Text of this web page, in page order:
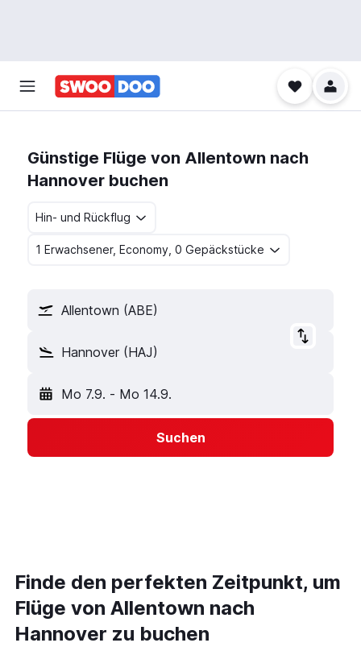
Günstige Flüge von Allentown nach
Hannover buchen
Hin- und Rückflug
1 Erwachsener, Economy, 0 Gepäckstücke
Allentown (ABE)
Hannover (HAJ)
Mo 7.9. - Mo 14.9.
Suchen
Finde den perfekten Zeitpunkt, um
Flüge von Allentown nach
Hannover zu buchen